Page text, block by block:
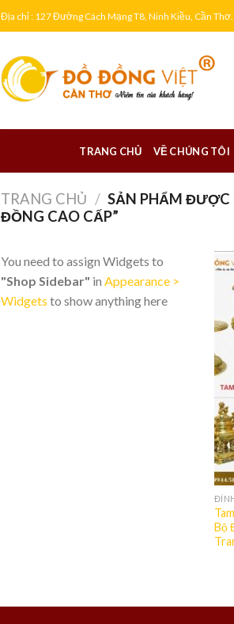
Địa chỉ : 127 Đường Cách Mạng T8, Ninh Kiều, Cần Thơ.
TRANG CHỦ VỀ CHÚNG TÔI
TRANG CHỦ / SẢN PHẨM ĐƯỢC
ĐỒNG CAO CẤP”
You need to assign Widgets to
"Shop Sidebar" in Appearance >
Widgets to show anything here
Bộ